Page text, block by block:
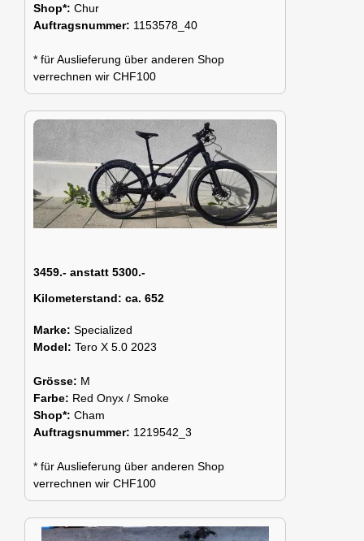
Shop*: Chur
Auftragsnummer: 1153578_40
* für Auslieferung über anderen Shop
verrechnen wir CHF100
3459.- anstatt 5300.-
Kilometerstand: ca. 652
Marke: Specialized
Model: Tero X 5.0 2023
Grösse: M
Farbe: Red Onyx / Smoke
Shop*: Cham
Auftragsnummer: 1219542_3
* für Auslieferung über anderen Shop
verrechnen wir CHF100